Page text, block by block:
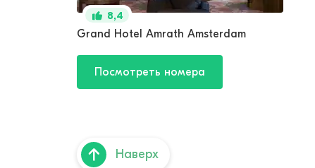
8,4
Grand Hotel Amrath Amsterdam
Посмотреть номера
Наверх